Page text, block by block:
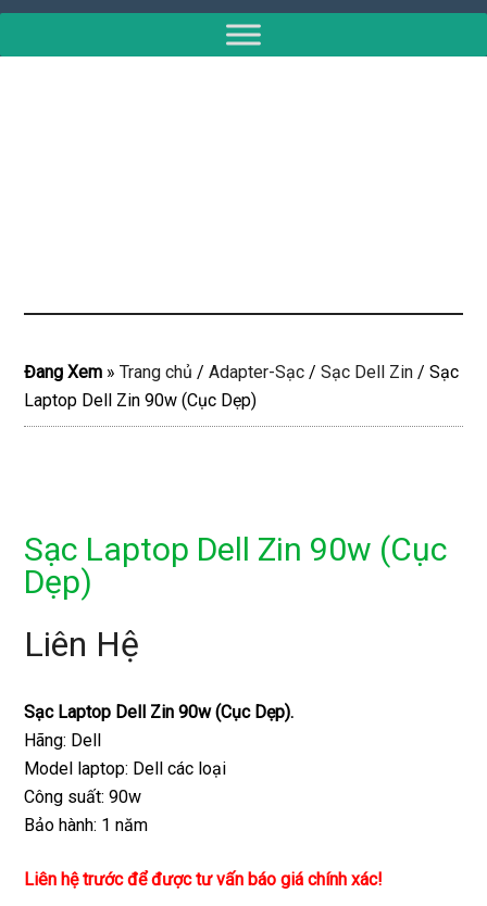
Đang Xem »Trang chủ / Adapter-Sạc / Sạc Dell Zin / Sạc
Laptop Dell Zin 90w (Cục Dẹp)
Sạc Laptop Dell Zin 90w (Cục
Dẹp)
Liên Hệ
Sạc Laptop Dell Zin 90w (Cục Dẹp).
Hãng: Dell
Model laptop: Dell các loại
Công suất: 90w
Bảo hành: 1 năm
Liên hệ trước để được tư vấn báo giá chính xác!